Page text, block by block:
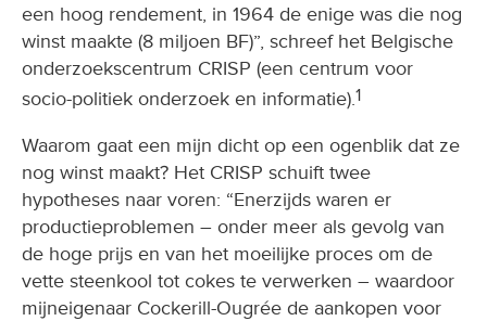
een hoog rendement, in 1964 de enige was die nog
winst maakte (8 miljoen BF)”, schreef het Belgische
onderzoekscentrum CRISP (een centrum voor
socio-politiek onderzoek en informatie).1
Waarom gaat een mijn dicht op een ogenblik dat ze
nog winst maakt? Het CRISP schuift twee
hypotheses naar voren: “Enerzijds waren er
productieproblemen – onder meer als gevolg van
de hoge prijs en van het moeilijke proces om de
vette steenkool tot cokes te verwerken – waardoor
mijneigenaar Cockerill-Ougrée de aankopen voor